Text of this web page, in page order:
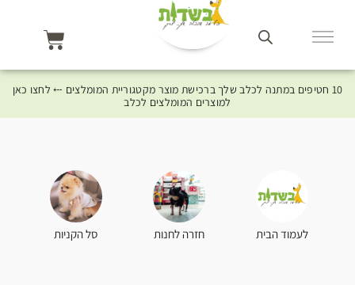
10 חטיפים במתנה לכלב שלך ברכישת מוצר מקטגוריית המומלצים ⤎ לחצו כאן
למוצרים המומלצים לכלב
לעמוד הבית חזרה לחנות סל הקניות